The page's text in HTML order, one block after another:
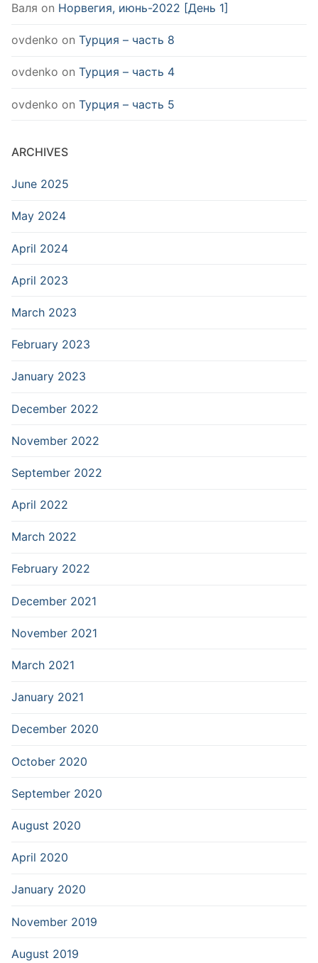
Валя on Норвегия, июнь-2022 [День 1]
ovdenko on Турция – часть 8
ovdenko on Турция – часть 4
ovdenko on Турция – часть 5
ARCHIVES
June 2025
May 2024
April 2024
April 2023
March 2023
February 2023
January 2023
December 2022
November 2022
September 2022
April 2022
March 2022
February 2022
December 2021
November 2021
March 2021
January 2021
December 2020
October 2020
September 2020
August 2020
April 2020
January 2020
November 2019
August 2019